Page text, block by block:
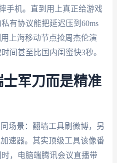
手机。直到用上真正给游戏
有协议能把延迟压到60ms
上海移动节点抢周杰伦演
间甚至比国内闺蜜快3秒。
军刀而是精准
场景：翻墙工具刷微博，另
速器。其实顶级工具该像番
，电脑端腾讯会议直播带